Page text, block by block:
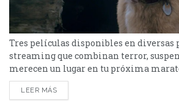
Tres películas disponibles en diversas
streaming que combinan terror,
merecen un lugar en tu próxima
buscando qué ver en streaming, hay
diferentes entre sí que llegaron a las
LEER MÁS